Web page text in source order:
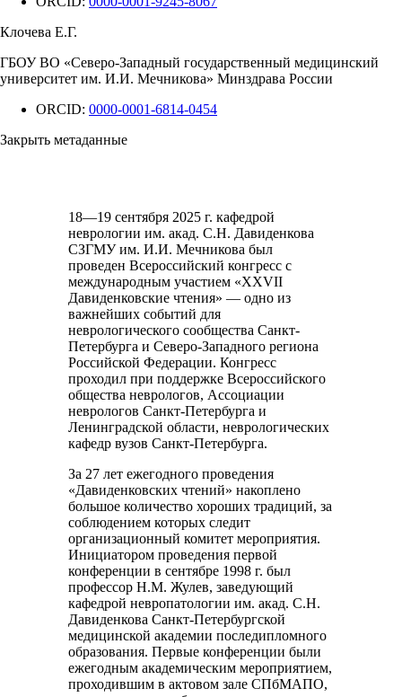
Клочева Е.Г.
ГБОУ ВО «Северо-Западный государственный медицинский
университет им. И.И. Мечникова» Минздрава России
ORCID: 0000-0001-6814-0454
Закрыть метаданные
18—19 сентября 2025 г. кафедрой
неврологии им. акад. С.Н. Давиденкова
СЗГМУ им. И.И. Мечникова был
проведен Всероссийский конгресс с
международным участием «XXVII
Давиденковские чтения» — одно из
важнейших событий для
неврологического сообщества Санкт-
Петербурга и Северо-Западного региона
Российской Федерации. Конгресс
проходил при поддержке Всероссийского
общества неврологов, Ассоциации
неврологов Санкт-Петербурга и
Ленинградской области, неврологических
кафедр вузов Санкт-Петербурга.
За 27 лет ежегодного проведения
«Давиденковских чтений» накоплено
большое количество хороших традиций, за
соблюдением которых следит
организационный комитет мероприятия.
Инициатором проведения первой
конференции в сентябре 1998 г. был
профессор Н.М. Жулев, заведующий
кафедрой невропатологии им. акад. С.Н.
Давиденкова Санкт-Петербургской
медицинской академии последипломного
образования. Первые конференции были
ежегодным академическим мероприятием,
проходившим в актовом зале СПбМАПО,